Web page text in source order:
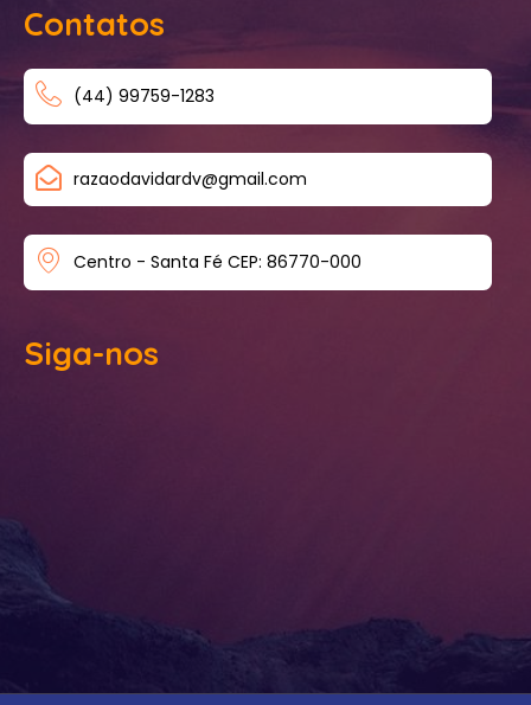
Contatos
(44) 99759-1283
razaodavidardv@gmail.com
Centro - Santa Fé CEP: 86770-000
Siga-nos